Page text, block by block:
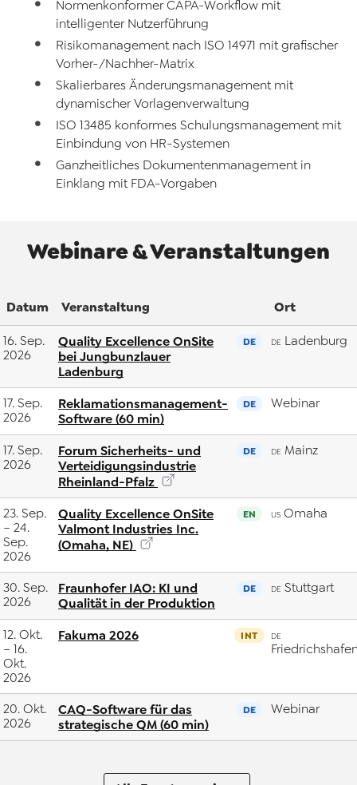
Normenkonformer CAPA-Workflow mit
intelligenter Nutzerführung
Risikomanagement nach ISO 14971 mit grafischer
Vorher-/Nachher-Matrix
Skalierbares Änderungsmanagement mit
dynamischer Vorlagenverwaltung
ISO 13485 konformes Schulungsmanagement mit
Einbindung von HR-Systemen
Ganzheitliches Dokumentenmanagement in
Einklang mit FDA-Vorgaben
Webinare & Veranstaltungen
Datum Veranstaltung Ort
16. Sep.
2026
Quality Excellence OnSite
bei Jungbunzlauer
Ladenburg
DE DE Ladenburg
17. Sep.
2026
Reklamationsmanagement-
Software (60 min)
DE Webinar
17. Sep.
2026
Forum Sicherheits- und
Verteidigungsindustrie
Rheinland-Pfalz
DE DE Mainz
23. Sep.
– 24.
Sep.
2026
Quality Excellence OnSite
Valmont Industries Inc.
(Omaha, NE)
EN US Omaha
30. Sep.
2026
Fraunhofer IAO: KI und
Qualität in der Produktion
DE DE Stuttgart
12. Okt.
– 16.
Okt.
2026
Fakuma 2026 INT DE
20. Okt.
2026
CAQ-Software für das
strategische QM (60 min)
DE Webinar